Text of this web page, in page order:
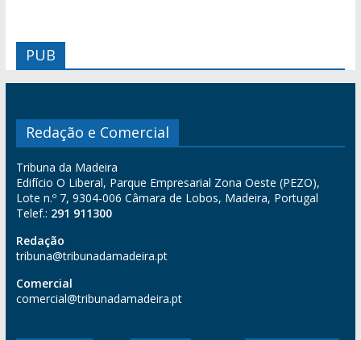
PUB
Redação e Comercial
Tribuna da Madeira
Edifício O Liberal, Parque Empresarial Zona Oeste (PEZO),
Lote n.º 7, 9304-006 Câmara de Lobos, Madeira, Portugal
Telef.: 291 911300
Redação
tribuna@tribunadamadeira.pt
Comercial
comercial@tribunadamadeira.pt